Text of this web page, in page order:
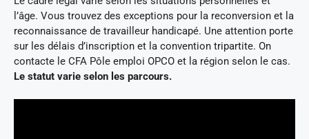
l’âge. Vous trouvez des exceptions pour la reconversion et la
reconnaissance de travailleur handicapé. Une attention porte
sur les délais d’inscription et la convention tripartite. On
contacte le CFA Pôle emploi OPCO et la région selon le cas.
Le statut varie selon les parcours.